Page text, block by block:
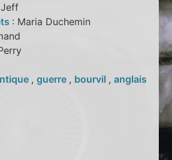
: Maria Duchemin
,guerre , bourvil ,anglais